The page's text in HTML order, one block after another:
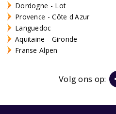
Dordogne - Lot
Provence - Côte d'Azur
Languedoc
Aquitaine - Gironde
Franse Alpen
Volg ons op: